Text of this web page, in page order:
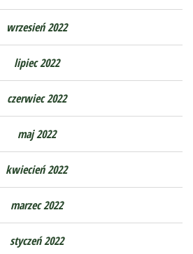
wrzesień 2022
lipiec 2022
czerwiec 2022
maj 2022
kwiecień 2022
marzec 2022
styczeń 2022